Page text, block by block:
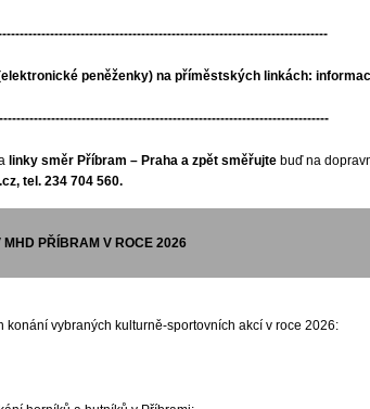
(elektronické peněženky) na příměstských linkách:
linky směr Příbram – Praha a zpět směřujte buď na
tel. 234 704 560.
PŘÍBRAM V ROCE 2026
vybraných kulturně-sportovních akcí v roce 2026: